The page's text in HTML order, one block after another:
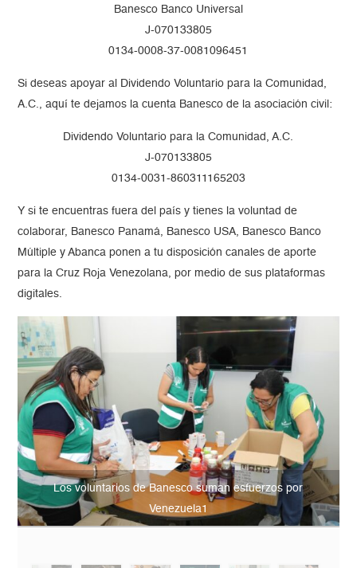
Banesco Banco Universal
J-070133805
0134-0008-37-0081096451
Si deseas apoyar al Dividendo Voluntario para la Comunidad,
A.C., aquí te dejamos la cuenta Banesco de la asociación civil:
Dividendo Voluntario para la Comunidad, A.C.
J-070133805
0134-0031-860311165203
Y si te encuentras fuera del país y tienes la voluntad de
colaborar, Banesco Panamá, Banesco USA, Banesco Banco
Múltiple y Abanca ponen a tu disposición canales de aporte
para la Cruz Roja Venezolana, por medio de sus plataformas
digitales.
Los voluntarios de Banesco suman esfuerzos por
Venezuela1